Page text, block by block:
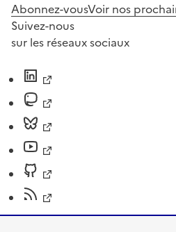
Abonnez-vousVoir nos
Suivez-nous
sur les réseaux sociaux